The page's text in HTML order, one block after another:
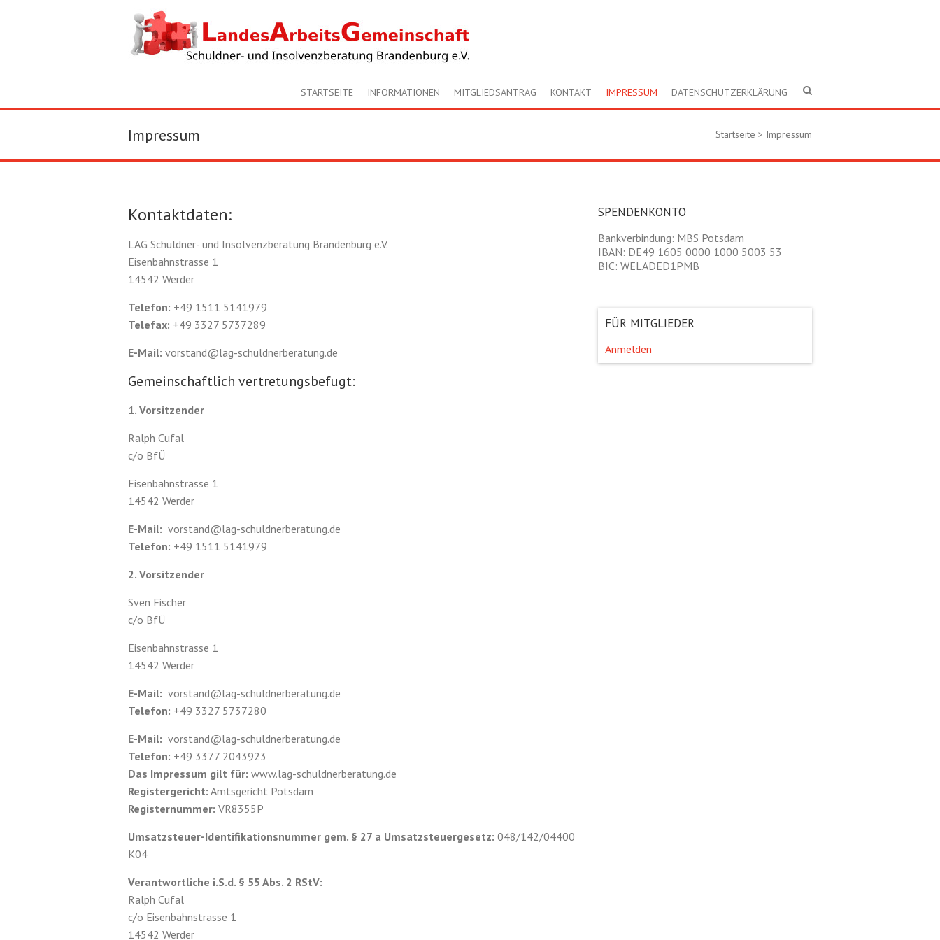
STARTSEITE INFORMATIONEN MITGLIEDSANTRAG KONTAKT IMPRESSUM DATENSCHUTZERKLÄRUNG
Startseite > Impressum
Impressum
Kontaktdaten:
LAG Schuldner- und Insolvenzberatung Brandenburg e.V.
Eisenbahnstrasse 1
14542 Werder
Telefon: +49 1511 5141979
Telefax: +49 3327 5737289
E-Mail: vorstand@lag-schuldnerberatung.de
Gemeinschaftlich vertretungsbefugt:
1. Vorsitzender
Ralph Cufal
c/o BfÜ
Eisenbahnstrasse 1
14542 Werder
E-Mail: vorstand@lag-schuldnerberatung.de
Telefon: +49 1511 5141979
2. Vorsitzender
Sven Fischer
c/o BfÜ
Eisenbahnstrasse 1
14542 Werder
E-Mail: vorstand@lag-schuldnerberatung.de
Telefon: +49 3327 5737280
E-Mail: vorstand@lag-schuldnerberatung.de
Telefon: +49 3377 2043923
Das Impressum gilt für: www.lag-schuldnerberatung.de
Registergericht: Amtsgericht Potsdam
Registernummer: VR8355P
Umsatzsteuer-Identifikationsnummer gem. § 27 a Umsatzsteuergesetz: 048/142/04400
K04
Verantwortliche i.S.d. § 55 Abs. 2 RStV:
Ralph Cufal
c/o Eisenbahnstrasse 1
14542 Werder
SPENDENKONTO
Bankverbindung: MBS Potsdam
IBAN: DE49 1605 0000 1000 5003 53
BIC: WELADED1PMB
FÜR MITGLIEDER
Anmelden